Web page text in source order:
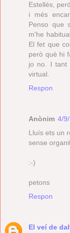
Estellés,
i més
Penso que
m'he
El fet que
però què hi
jo no. I tant
virtual.
Respon
Anònim 4/
Lluís ets un
sense
:-)
petons
Respon
El veí de